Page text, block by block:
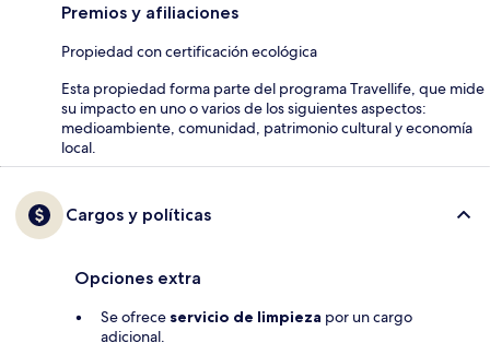
Premios y afiliaciones
Propiedad con certificación ecológica
Esta propiedad forma parte del programa Travellife, que mide
su impacto en uno o varios de los siguientes aspectos:
medioambiente, comunidad, patrimonio cultural y economía
local.
Cargos y políticas
Opciones extra
Se ofrece servicio de limpieza por un cargo
adicional.